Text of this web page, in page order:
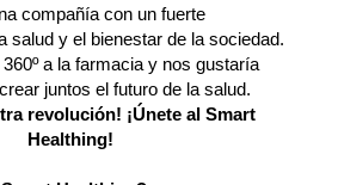
compañía con un fuerte
salud y el bienestar de la sociedad.
a la farmacia y nos gustaría
juntos el futuro de la salud.
revolución! ¡Únete al Smart
Healthing!